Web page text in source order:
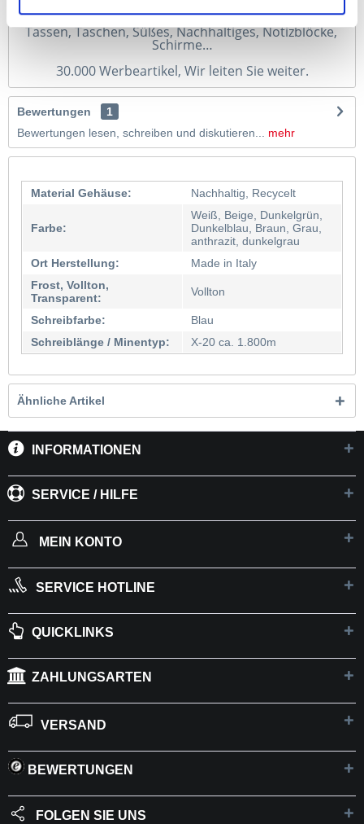
Tassen, Taschen, Süßes, Nachhaltiges, Notizblöcke,
Schirme…
30.000 Werbeartikel, Wir leiten Sie weiter.
Bewertungen
1
Bewertungen lesen, schreiben und diskutieren...
mehr
Material Gehäuse: Nachhaltig, Recycelt
Farbe:
Weiß, Beige, Dunkelgrün,
Dunkelblau, Braun, Grau,
anthrazit, dunkelgrau
Ort Herstellung:
Made in Italy
Frost, Vollton,
Transparent:
Vollton
Schreibfarbe:
Blau
Schreiblänge / Minentyp:
X-20 ca. 1.800m
Ähnliche Artikel
INFORMATIONEN
SERVICE / HILFE
MEIN KONTO
SERVICE HOTLINE
QUICKLINKS
ZAHLUNGSARTEN
VERSAND
BEWERTUNGEN
FOLGEN SIE UNS